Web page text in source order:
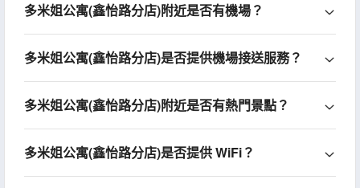
多米姐公寓(鑫怡路分店)附近是否有機場？
多米姐公寓(鑫怡路分店)是否提供機場接送服務？
多米姐公寓(鑫怡路分店)附近是否有熱門景點？
多米姐公寓(鑫怡路分店)是否提供 WiFi？